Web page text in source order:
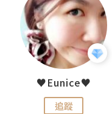
♥Eunice♥
追蹤